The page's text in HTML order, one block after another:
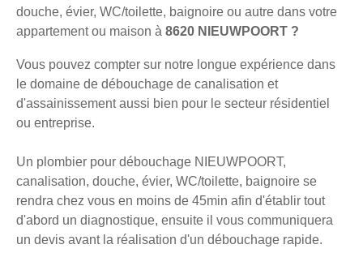
douche, évier, WC/toilette, baignoire ou autre dans votre
appartement ou maison à 8620 NIEUWPOORT ?
Vous pouvez compter sur notre longue expérience dans
le domaine de débouchage de canalisation et
d'assainissement aussi bien pour le secteur résidentiel
ou entreprise.
Un plombier pour débouchage NIEUWPOORT,
canalisation, douche, évier, WC/toilette, baignoire se
rendra chez vous en moins de 45min afin d'établir tout
d'abord un diagnostique, ensuite il vous communiquera
un devis avant la réalisation d'un débouchage rapide.